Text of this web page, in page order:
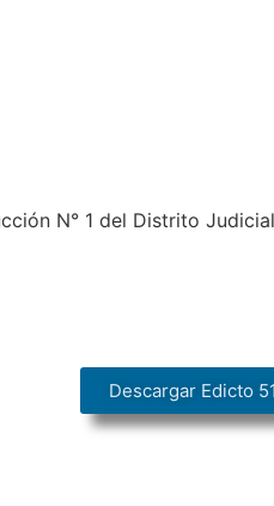
N° 1 del Distrito
Descargar Edicto 51